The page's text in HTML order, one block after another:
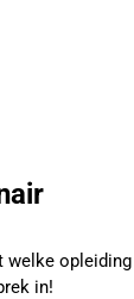
welke
in!